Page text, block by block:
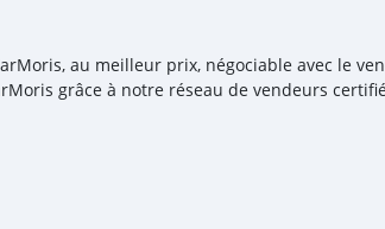
au meilleur prix, négociable avec le
grâce à notre réseau de vendeurs